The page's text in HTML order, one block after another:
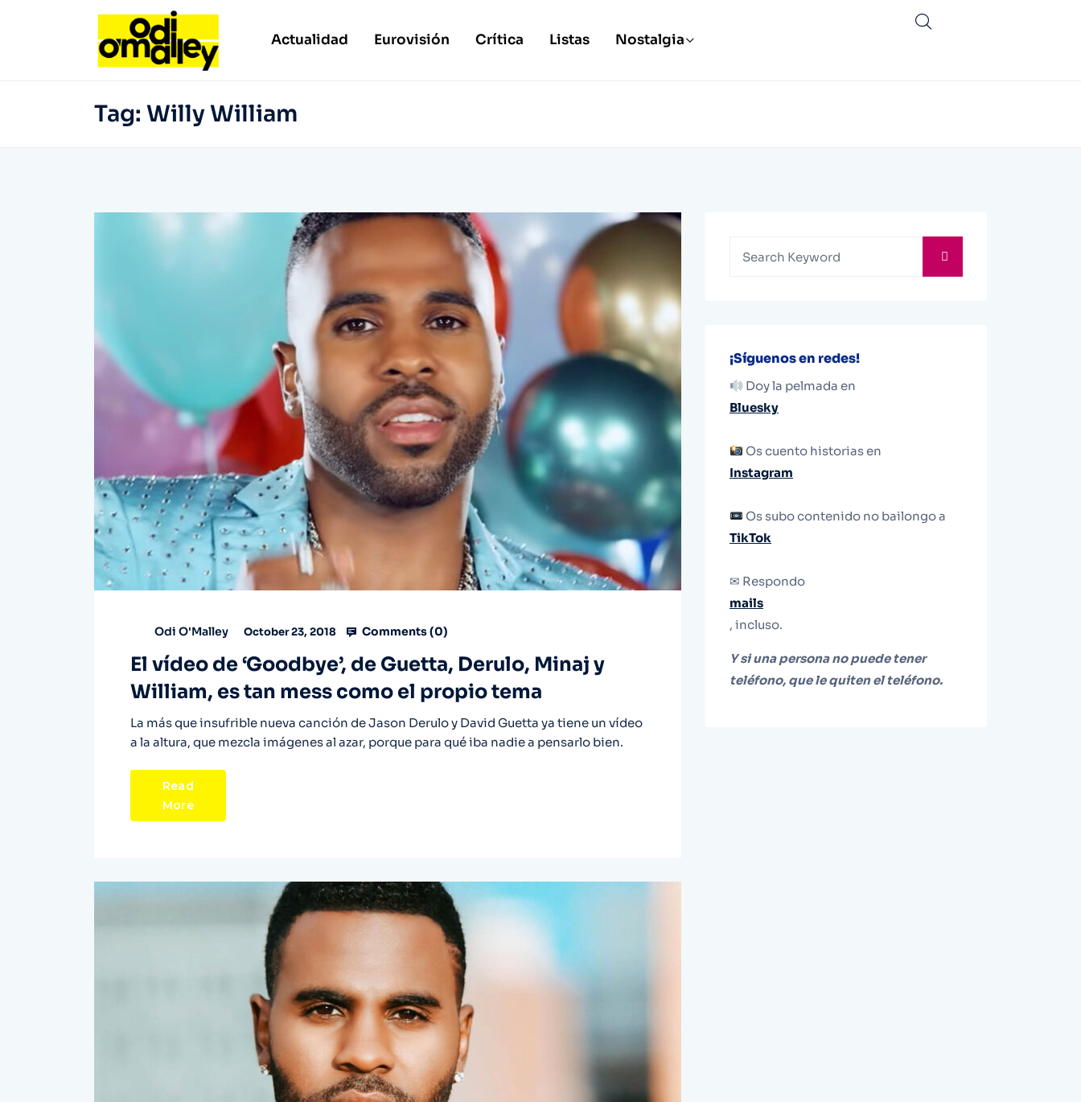
Actualidad Eurovisión Crítica Listas Nostalgia
Tag: Willy William
Odi O'Malley October 23, 2018 Comments (0)
El vídeo de ‘Goodbye’, de Guetta, Derulo, Minaj y
William, es tan mess como el propio tema
La más que insufrible nueva canción de Jason Derulo y David Guetta ya tiene un vídeo
a la altura, que mezcla imágenes al azar, porque para qué iba nadie a pensarlo bien.
Read
More
¡Síguenos en redes!
Doy la pelmada en
Bluesky
Os cuento historias en
Instagram
Os subo contenido no bailongo a
TikTok
✉ Respondo
mails
, incluso.
Y si una persona no puede tener
teléfono, que le quiten el teléfono.